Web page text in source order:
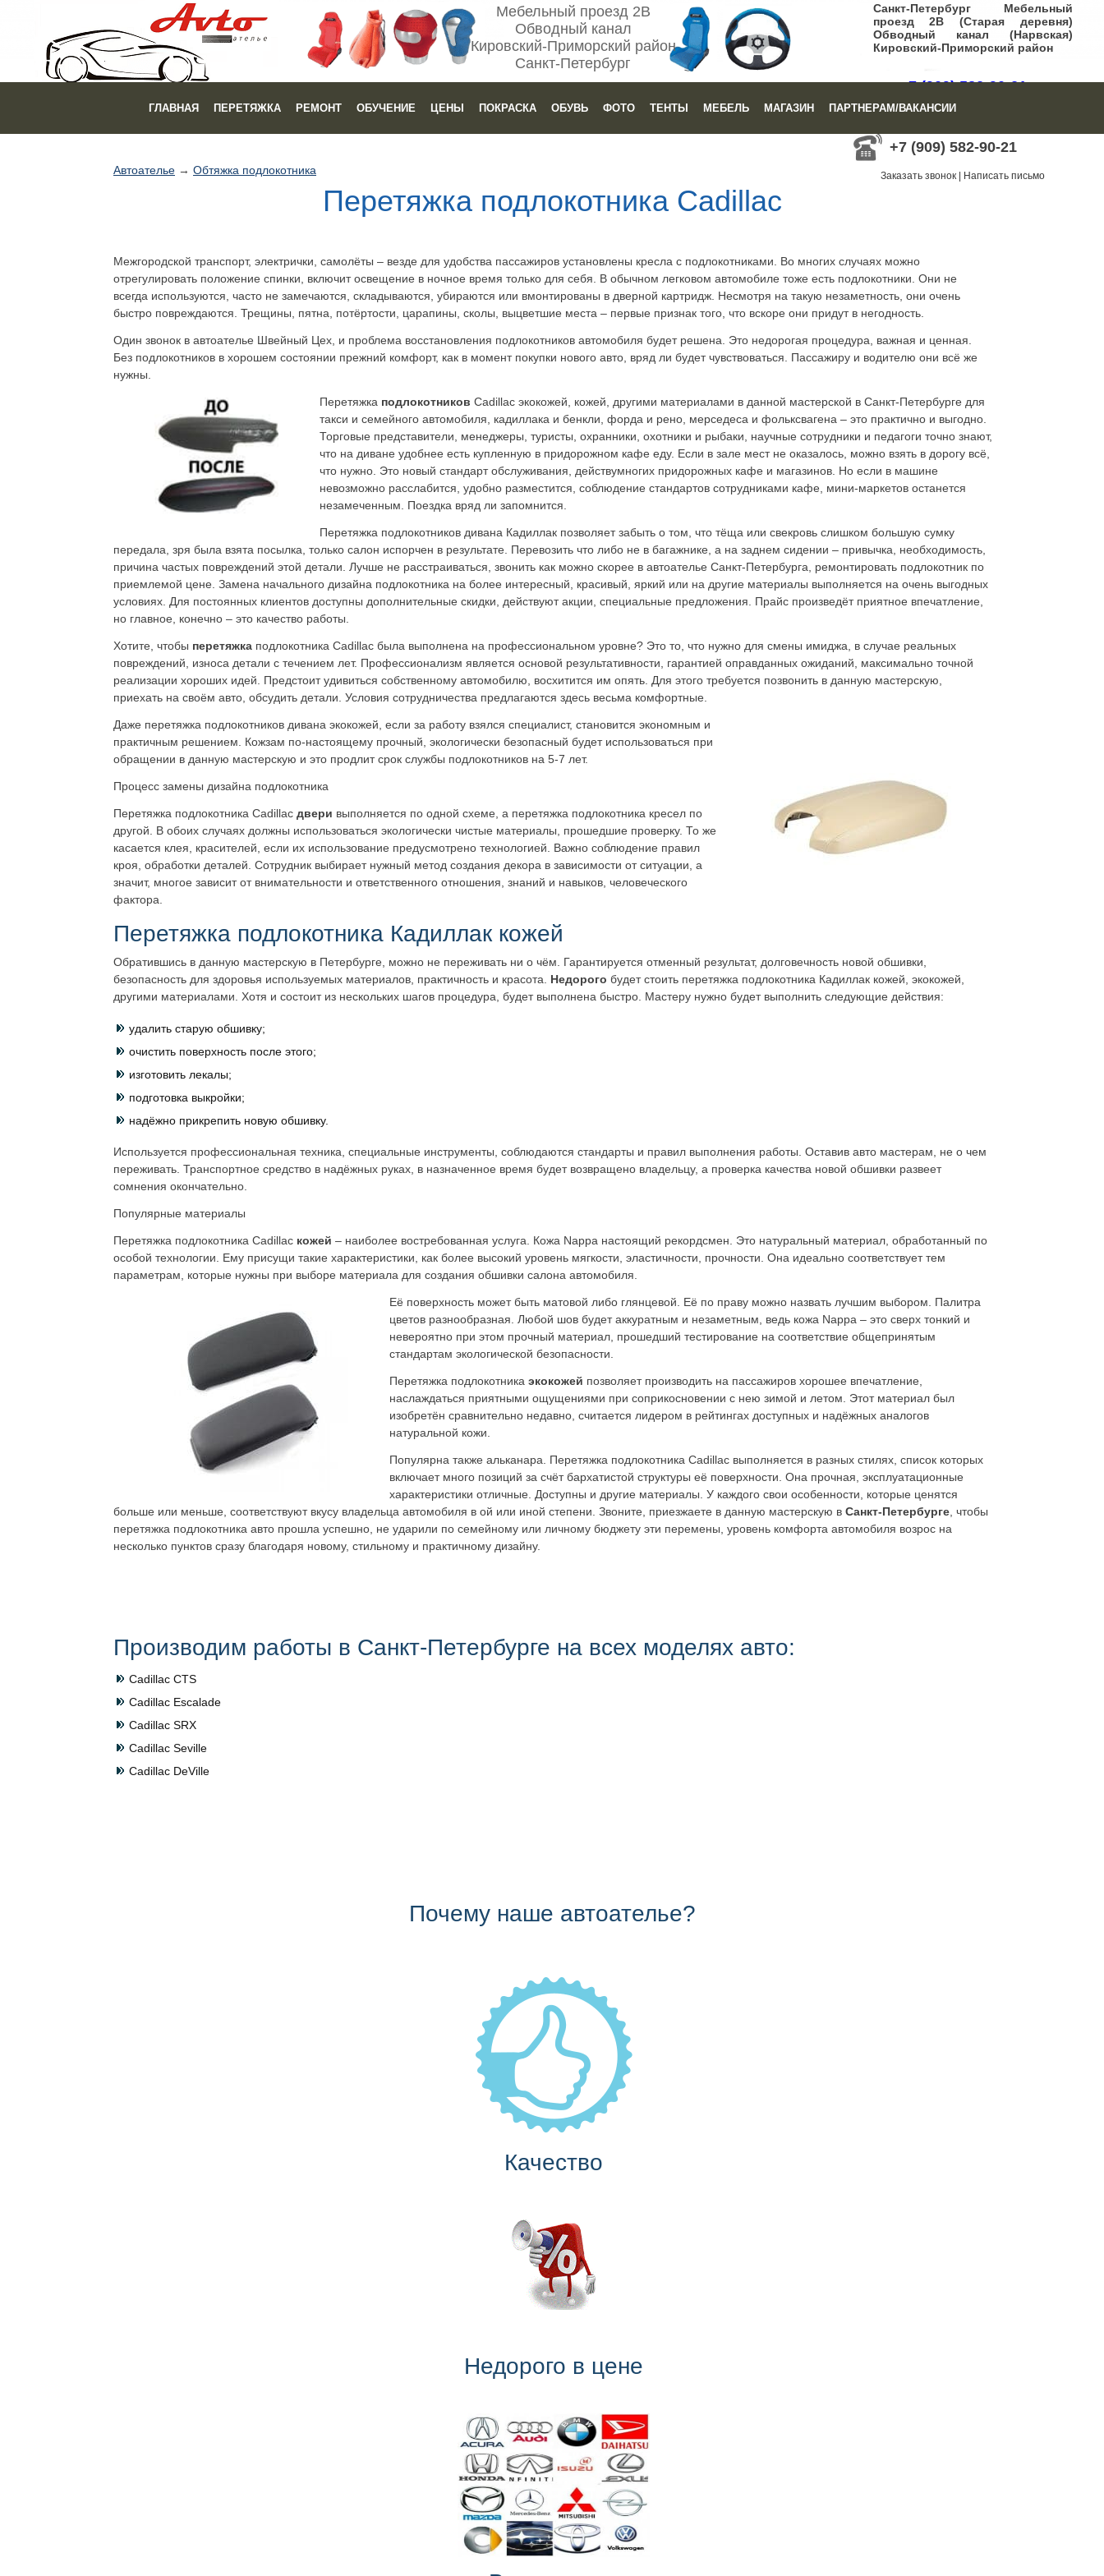
Мебельный проезд 2В
Обводный канал
Кировский-Приморский район
Санкт-Петербург
Санкт-Петербург Мебельный
проезд 2В (Старая деревня)
Обводный канал (Нарвская)
Кировский-Приморский район
+7 (909) 582-90-21
Заказать звонок|Написать письмо
+7 (909) 582-90-21
Заказать звонок Написать письмо
ГЛАВНАЯ ПЕРЕТЯЖКА РЕМОНТ ОБУЧЕНИЕ ЦЕНЫ ПОКРАСКА ОБУВЬ ФОТО ТЕНТЫ МЕБЕЛЬ МАГАЗИН ПАРТНЕРАМ/ВАКАНСИИ
Автоателье → Обтяжка подлокотника
Перетяжка подлокотника Cadillac
Межгородской транспорт, электрички, самолёты – везде для удобства пассажиров установлены кресла с подлокотниками. Во многих случаях можно
отрегулировать положение спинки, включит освещение в ночное время только для себя. В обычном легковом автомобиле тоже есть подлокотники. Они не
всегда используются, часто не замечаются, складываются, убираются или вмонтированы в дверной картридж. Несмотря на такую незаметность, они очень
быстро повреждаются. Трещины, пятна, потёртости, царапины, сколы, выцветшие места – первые признак того, что вскоре они придут в негодность.
Один звонок в автоателье Швейный Цех, и проблема восстановления подлокотников автомобиля будет решена. Это недорогая процедура, важная и ценная.
Без подлокотников в хорошем состоянии прежний комфорт, как в момент покупки нового авто, вряд ли будет чувствоваться. Пассажиру и водителю они всё же
нужны.
Перетяжка подлокотников Cadillac экокожей, кожей, другими материалами в данной мастерской в Санкт-Петербурге для
такси и семейного автомобиля, кадиллака и бенкли, форда и рено, мерседеса и фольксвагена – это практично и выгодно.
Торговые представители, менеджеры, туристы, охранники, охотники и рыбаки, научные сотрудники и педагоги точно знают,
что на диване удобнее есть купленную в придорожном кафе еду. Если в зале мест не оказалось, можно взять в дорогу всё,
что нужно. Это новый стандарт обслуживания, действумногих придорожных кафе и магазинов. Но если в машине
невозможно расслабится, удобно разместится, соблюдение стандартов сотрудниками кафе, мини-маркетов останется
незамеченным. Поездка вряд ли запомнится.
Перетяжка подлокотников дивана Кадиллак позволяет забыть о том, что тёща или свекровь слишком большую сумку
передала, зря была взята посылка, только салон испорчен в результате. Перевозить что либо не в багажнике, а на заднем сидении – привычка, необходимость,
причина частых повреждений этой детали. Лучше не расстраиваться, звонить как можно скорее в автоателье Санкт-Петербурга, ремонтировать подлокотник по
приемлемой цене. Замена начального дизайна подлокотника на более интересный, красивый, яркий или на другие материалы выполняется на очень выгодных
условиях. Для постоянных клиентов доступны дополнительные скидки, действуют акции, специальные предложения. Прайс произведёт приятное впечатление,
но главное, конечно – это качество работы.
Хотите, чтобы перетяжка подлокотника Cadillac была выполнена на профессиональном уровне? Это то, что нужно для смены имиджа, в случае реальных
повреждений, износа детали с течением лет. Профессионализм является основой результативности, гарантией оправданных ожиданий, максимально точной
реализации хороших идей. Предстоит удивиться собственному автомобилю, восхитится им опять. Для этого требуется позвонить в данную мастерскую,
приехать на своём авто, обсудить детали. Условия сотрудничества предлагаются здесь весьма комфортные.
Даже перетяжка подлокотников дивана экокожей, если за работу взялся специалист, становится экономным и
практичным решением. Кожзам по-настоящему прочный, экологически безопасный будет использоваться при
обращении в данную мастерскую и это продлит срок службы подлокотников на 5-7 лет.
Процесс замены дизайна подлокотника
Перетяжка подлокотника Cadillac двери выполняется по одной схеме, а перетяжка подлокотника кресел по
другой. В обоих случаях должны использоваться экологически чистые материалы, прошедшие проверку. То же
касается клея, красителей, если их использование предусмотрено технологией. Важно соблюдение правил
кроя, обработки деталей. Сотрудник выбирает нужный метод создания декора в зависимости от ситуации, а
значит, многое зависит от внимательности и ответственного отношения, знаний и навыков, человеческого
фактора.
Перетяжка подлокотника Кадиллак кожей
Обратившись в данную мастерскую в Петербурге, можно не переживать ни о чём. Гарантируется отменный результат, долговечность новой обшивки,
безопасность для здоровья используемых материалов, практичность и красота. Недорого будет стоить перетяжка подлокотника Кадиллак кожей, экокожей,
другими материалами. Хотя и состоит из нескольких шагов процедура, будет выполнена быстро. Мастеру нужно будет выполнить следующие действия:
удалить старую обшивку;
очистить поверхность после этого;
изготовить лекалы;
подготовка выкройки;
надёжно прикрепить новую обшивку.
Используется профессиональная техника, специальные инструменты, соблюдаются стандарты и правил выполнения работы. Оставив авто мастерам, не о чем
переживать. Транспортное средство в надёжных руках, в назначенное время будет возвращено владельцу, а проверка качества новой обшивки развеет
сомнения окончательно.
Популярные материалы
Перетяжка подлокотника Cadillac кожей – наиболее востребованная услуга. Кожа Nappa настоящий рекордсмен. Это натуральный материал, обработанный по
особой технологии. Ему присущи такие характеристики, как более высокий уровень мягкости, эластичности, прочности. Она идеально соответствует тем
параметрам, которые нужны при выборе материала для создания обшивки салона автомобиля.
Её поверхность может быть матовой либо глянцевой. Её по праву можно назвать лучшим выбором. Палитра
цветов разнообразная. Любой шов будет аккуратным и незаметным, ведь кожа Nappa – это сверх тонкий и
невероятно при этом прочный материал, прошедший тестирование на соответствие общепринятым
стандартам экологической безопасности.
Перетяжка подлокотника экокожей позволяет производить на пассажиров хорошее впечатление,
наслаждаться приятными ощущениями при соприкосновении с нею зимой и летом. Этот материал был
изобретён сравнительно недавно, считается лидером в рейтингах доступных и надёжных аналогов
натуральной кожи.
Популярна также альканара. Перетяжка подлокотника Cadillac выполняется в разных стилях, список которых
включает много позиций за счёт бархатистой структуры её поверхности. Она прочная, эксплуатационные
характеристики отличные. Доступны и другие материалы. У каждого свои особенности, которые ценятся
больше или меньше, соответствуют вкусу владельца автомобиля в ой или иной степени. Звоните, приезжаете в данную мастерскую в Санкт-Петербурге , чтобы
перетяжка подлокотника авто прошла успешно, не ударили по семейному или личному бюджету эти перемены, уровень комфорта автомобиля возрос на
несколько пунктов сразу благодаря новому, стильному и практичному дизайну.
Производим работы в Санкт-Петербурге на всех моделях авто:
Cadillac CTS
Cadillac Escalade
Cadillac SRX
Cadillac Seville
Cadillac DeVille
Почему наше автоателье?
Качество
Недорого в цене